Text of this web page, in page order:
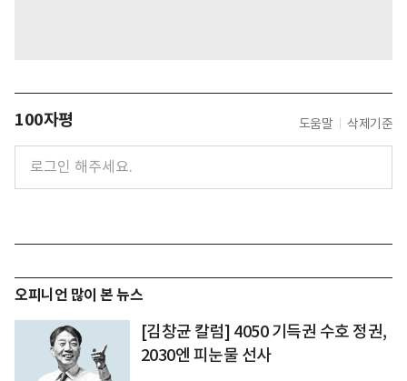
100자평 도움말 삭제기준
오피니언 많이 본 뉴스
[김창균 칼럼] 4050 기득권 수호 정권,
2030엔 피눈물 선사